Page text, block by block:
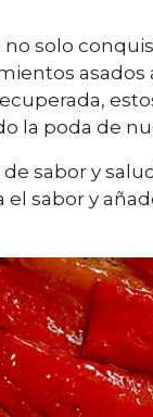
solo
la poda de
sabor y
el sabor y